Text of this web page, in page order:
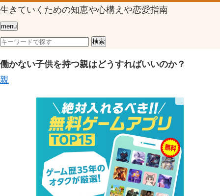
生きていくための知恵や心構えや恋愛指南
menu
働かない子供を持つ親はどうすればいいのか？
親